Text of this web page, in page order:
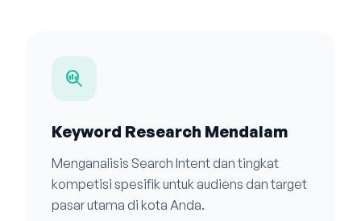
search_insights
Keyword Research Mendalam
Menganalisis Search Intent dan tingkat
kompetisi spesifik untuk audiens dan target
pasar utama di kota Anda.